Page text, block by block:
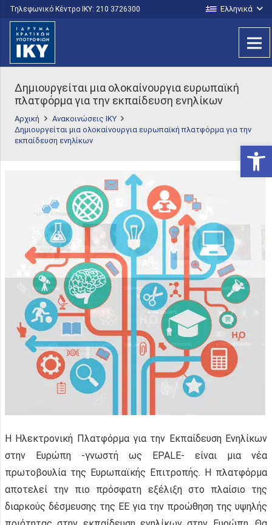
Τηλεφωνικό Κέντρο IKY: 210 3726300 Ελληνικά
Δημιουργείται μια ολοκαίνουργια ευρωπαϊκή
πλατφόρμα για την εκπαίδευση ενηλίκων
Αρχική
Ανακοινώσεις ΙΚΥ
Δημιουργείται μια ολοκαίνουργια ευρωπαϊκή πλατφόρμα για την
εκπαίδευση ενηλίκων
Η Ηλεκτρονική Πλατφόρμα για την Εκπαίδευση Ενηλίκων
στην Ευρώπη -γνωστή ως EPALE- είναι μια νέα
πρωτοβουλία της Ευρωπαϊκής Επιτροπής. Η πλατφόρμα
αποτελεί την πιο πρόσφατη εξέλιξη στο πλαίσιο της
διαρκούς δέσμευσης της ΕΕ για την προώθηση της υψηλής